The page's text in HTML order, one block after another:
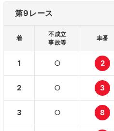
第9レース
着
不成立
事故等
車番
1 ○ 2
2 ○ 3
3 ○ 8